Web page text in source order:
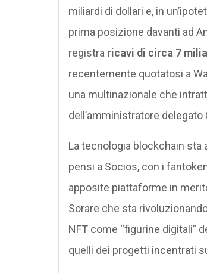
miliardi di dollari e, in
prima posizione davanti ad
registra ricavi di circa 7
recentemente quotatosi a
una multinazionale che
dell’amministratore delegato
La tecnologia blockchain sta
pensi a Socios, con i
apposite piattaforme in
Sorare che sta
NFT come “figurine digitali”
quelli dei progetti incentrati